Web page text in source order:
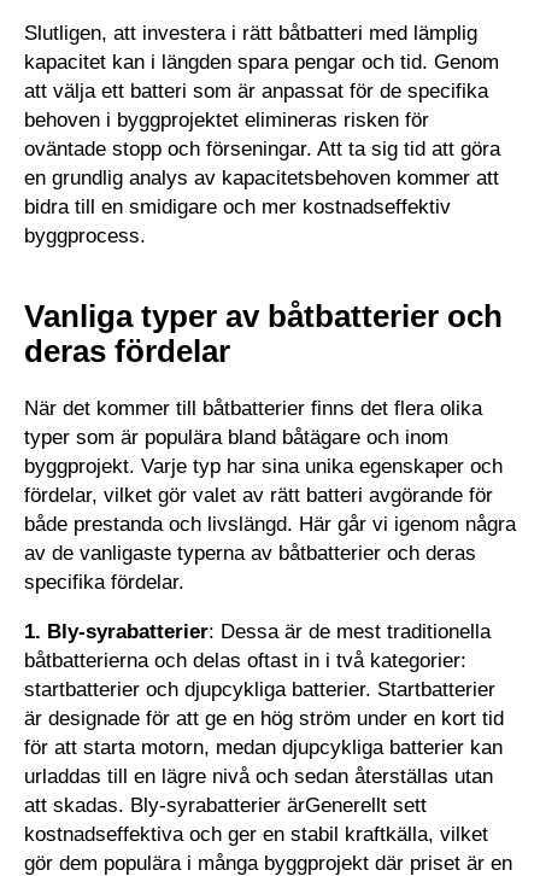
Slutligen, att investera i rätt båtbatteri med lämplig
kapacitet kan i längden spara pengar och tid. Genom
att välja ett batteri som är anpassat för de specifika
behoven i byggprojektet elimineras risken för
oväntade stopp och förseningar. Att ta sig tid att göra
en grundlig analys av kapacitetsbehoven kommer att
bidra till en smidigare och mer kostnadseffektiv
byggprocess.
Vanliga typer av båtbatterier och
deras fördelar
När det kommer till båtbatterier finns det flera olika
typer som är populära bland båtägare och inom
byggprojekt. Varje typ har sina unika egenskaper och
fördelar, vilket gör valet av rätt batteri avgörande för
både prestanda och livslängd. Här går vi igenom några
av de vanligaste typerna av båtbatterier och deras
specifika fördelar.
1. Bly-syrabatterier: Dessa är de mest traditionella
båtbatterierna och delas oftast in i två kategorier:
startbatterier och djupcykliga batterier. Startbatterier
är designade för att ge en hög ström under en kort tid
för att starta motorn, medan djupcykliga batterier kan
urladdas till en lägre nivå och sedan återställas utan
att skadas. Bly-syrabatterier ärGenerellt sett
kostnadseffektiva och ger en stabil kraftkälla, vilket
gör dem populära i många byggprojekt där priset är en